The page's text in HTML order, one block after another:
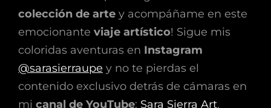
colección de arte y acompáñame en este
emocionante viaje artístico! Sigue mis
coloridas aventuras en Instagram
@sarasierraupe y no te pierdas el
contenido exclusivo detrás de cámaras en
mi canal de YouTube: Sara Sierra Art.